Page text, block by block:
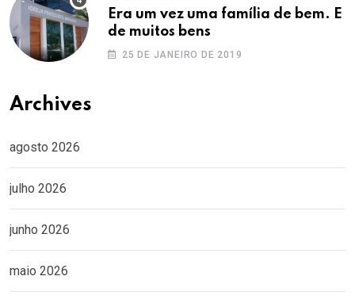
Era um vez uma família de bem. E
de muitos bens
25 DE JANEIRO DE 2019
Archives
agosto 2026
julho 2026
junho 2026
maio 2026